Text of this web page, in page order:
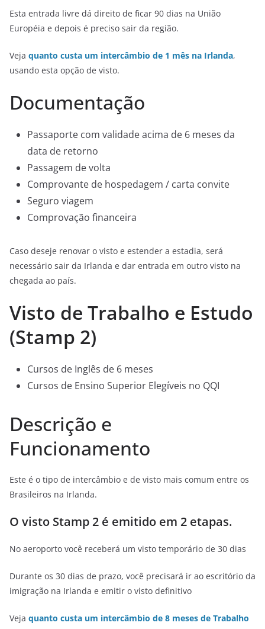
Esta entrada livre dá direito de ficar 90 dias na União
Européia e depois é preciso sair da região.
Veja quanto custa um intercâmbio de 1 mês na Irlanda,
usando esta opção de visto.
Documentação
Passaporte com validade acima de 6 meses da
data de retorno
Passagem de volta
Comprovante de hospedagem / carta convite
Seguro viagem
Comprovação financeira
Caso deseje renovar o visto e estender a estadia, será
necessário sair da Irlanda e dar entrada em outro visto na
chegada ao país.
Visto de Trabalho e Estudo
(Stamp 2)
Cursos de Inglês de 6 meses
Cursos de Ensino Superior Elegíveis no QQI
Descrição e
Funcionamento
Este é o tipo de intercâmbio e de visto mais comum entre os
Brasileiros na Irlanda.
O visto Stamp 2 é emitido em 2 etapas.
No aeroporto você receberá um visto temporário de 30 dias
Durante os 30 dias de prazo, você precisará ir ao escritório da
imigração na Irlanda e emitir o visto definitivo
Veja quanto custa um intercâmbio de 8 meses de Trabalho